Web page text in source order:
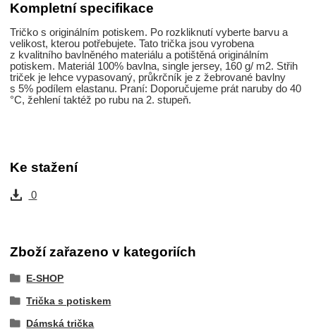
Kompletní specifikace
Tričko s originálním potiskem. Po rozkliknutí vyberte barvu a
velikost, kterou potřebujete. Tato trička jsou vyrobena
z kvalitního bavlněného materiálu a potištěná originálním
potiskem. Materiál 100% bavlna, single jersey, 160 g/ m2. Střih
triček je lehce vypasovaný, průkrčník je z žebrované bavlny
s 5% podílem elastanu. Praní: Doporučujeme prát naruby do 40
°C, žehlení taktéž po rubu na 2. stupeň.
Ke stažení
0
Zboží zařazeno v kategoriích
E-SHOP
Trička s potiskem
Dámská trička